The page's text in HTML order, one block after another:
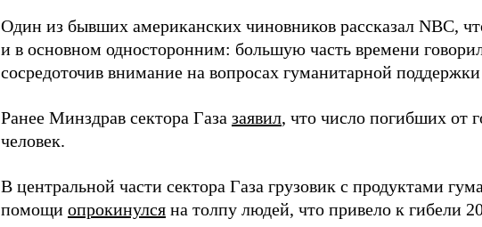
Один из бывших американских чиновников рассказал NBC,
и в основном односторонним: большую часть времени
сосредоточив внимание на вопросах гуманитарной
Ранее Минздрав сектора Газа заявил, что число погибших от
человек.
В центральной части сектора Газа грузовик с продуктами
помощи опрокинулся на толпу людей, что привело к гибели